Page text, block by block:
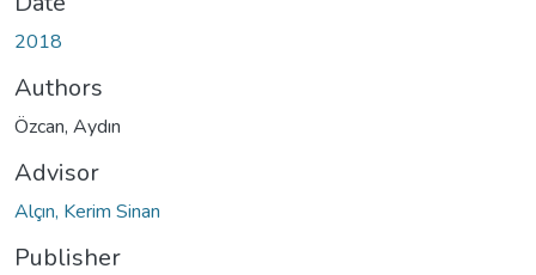
2018
Authors
Özcan, Aydın
Advisor
Alçın, Kerim Sinan
Publisher